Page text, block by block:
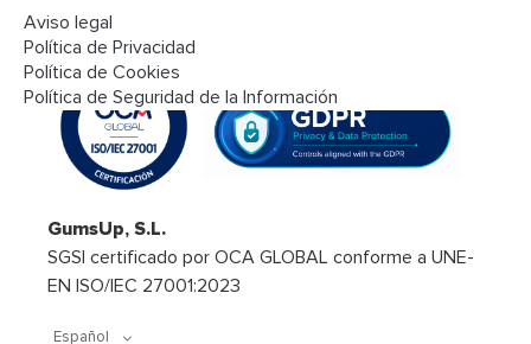
Aviso legal
Política de Privacidad
Política de Cookies
Política de Seguridad de la Información
Seguridad y cumplimiento
GumsUp, S.L.
SGSI certificado por OCA GLOBAL conforme a UNE-
EN ISO/IEC 27001:2023
Español